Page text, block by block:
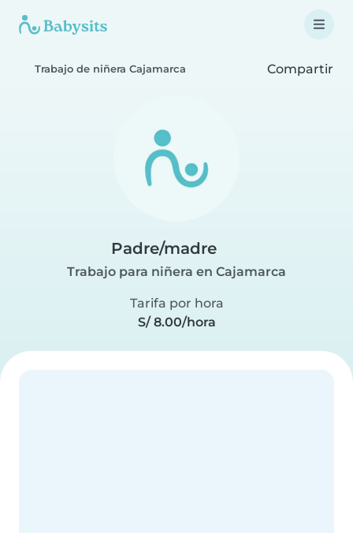
Trabajo de niñera Cajamarca Compartir
Padre/madre
Trabajo para niñera en Cajamarca
Tarifa por hora
S/ 8.00/hora